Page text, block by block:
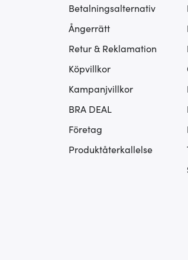
Betalningsalternativ
Ångerrätt
Retur & Reklamation
Köpvillkor
Kampanjvillkor
BRA DEAL
Företag
Produktåterkallelse